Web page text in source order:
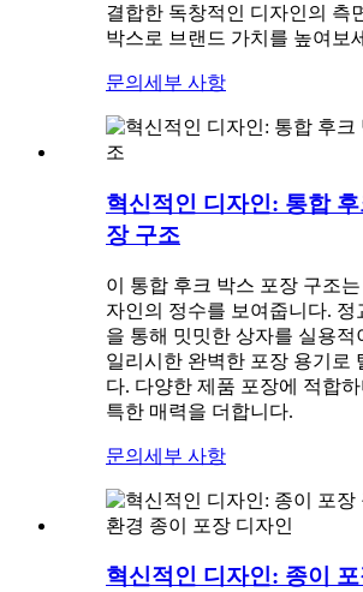
결합한 독창적인 디자인의 측
박스로 브랜드 가치를 높여보
문의 세부 사항
혁신적인 디자인: 통합
장 구조
이 통합 후크 박스 포장 구조는
자인의 정수를 보여줍니다. 정
을 통해 밋밋한 상자를 실용적
일리시한 완벽한 포장 용기로
다. 다양한 제품 포장에 적합
특한 매력을 더합니다.
문의 세부 사항
혁신적인 디자인: 종이